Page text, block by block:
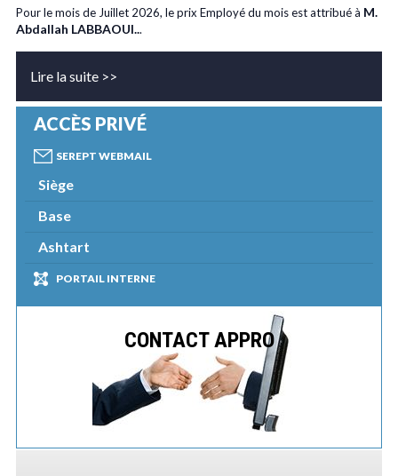
Pour le mois de Juillet 2026, le prix Employé du mois est attribué à M.
Abdallah LABBAOUI...
Lire la suite >>
ACCÈS PRIVÉ
SEREPT WEBMAIL
Siège
Base
Ashtart
PORTAIL INTERNE
CONTACT APPRO